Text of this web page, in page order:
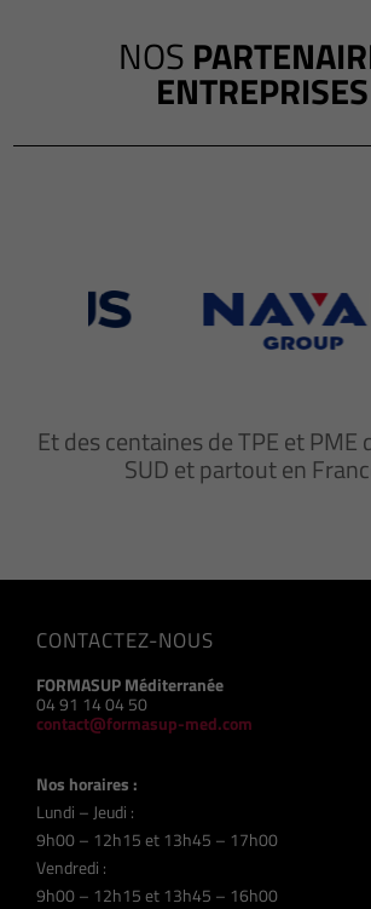
NOS
ENTREPRISES
Et des centaines de TPE et PME
SUD et partout en
CONTACTEZ-NOUS
FORMASUP Méditerranée
04 91 14 04 50
contact@formasup-med.com
Nos horaires :
Lundi – Jeudi :
9h00 – 12h15 et 13h45 – 17h00
Vendredi :
9h00 – 12h15 et 13h45 – 16h00